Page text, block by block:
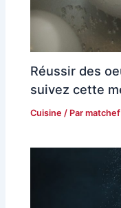
Réussir des
suivez cette
Cuisine / Parmatchef